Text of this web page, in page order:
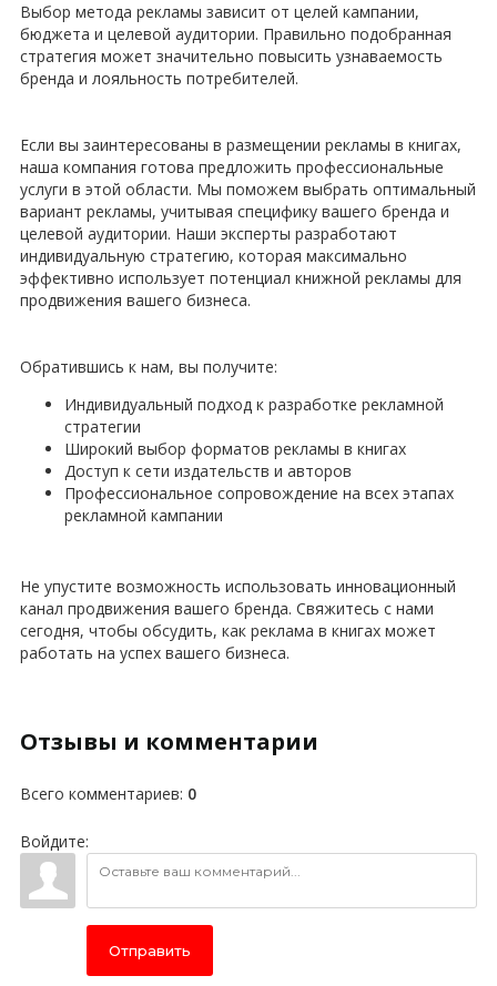
Выбор метода рекламы зависит от целей кампании,
бюджета и целевой аудитории. Правильно подобранная
стратегия может значительно повысить узнаваемость
бренда и лояльность потребителей.
Если вы заинтересованы в размещении рекламы в книгах,
наша компания готова предложить профессиональные
услуги в этой области. Мы поможем выбрать оптимальный
вариант рекламы, учитывая специфику вашего бренда и
целевой аудитории. Наши эксперты разработают
индивидуальную стратегию, которая максимально
эффективно использует потенциал книжной рекламы для
продвижения вашего бизнеса.
Обратившись к нам, вы получите:
Индивидуальный подход к разработке рекламной
стратегии
Широкий выбор форматов рекламы в книгах
Доступ к сети издательств и авторов
Профессиональное сопровождение на всех этапах
рекламной кампании
Не упустите возможность использовать инновационный
канал продвижения вашего бренда. Свяжитесь с нами
сегодня, чтобы обсудить, как реклама в книгах может
работать на успех вашего бизнеса.
Отзывы и комментарии
Всего комментариев: 0
Войдите:
Отправить